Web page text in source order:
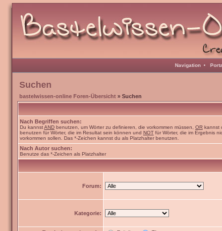
Navigation •
Suchen
bastelwissen-online Foren-Übersicht » Suchen
Nach Begriffen suchen:
Du kannstAND benutzen, um Wörter zu definieren, die vorkommen müssen, OR kannst
benutzen für Wörter, die im Resultat sein können und NOT für Wörter, die im Ergebnis
vorkommen sollen. Das *-Zeichen kannst du als Platzhalter benutzen.
Nach Autor suchen:
Benutze das *-Zeichen als Platzhalter
Forum:
Kategorie: